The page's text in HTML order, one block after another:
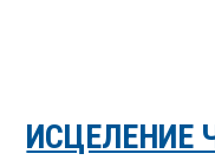
ИСЦЕЛЕНИЕ